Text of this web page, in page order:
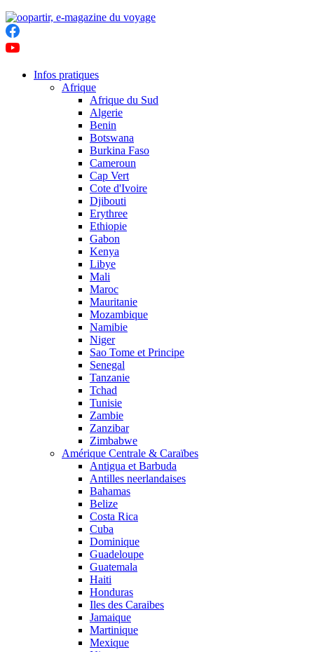
Infos pratiques
Afrique
Afrique du Sud
Algerie
Benin
Botswana
Burkina Faso
Cameroun
Cap Vert
Cote d'Ivoire
Djibouti
Erythree
Ethiopie
Gabon
Kenya
Libye
Mali
Maroc
Mauritanie
Mozambique
Namibie
Niger
Sao Tome et Principe
Senegal
Tanzanie
Tchad
Tunisie
Zambie
Zanzibar
Zimbabwe
Amérique Centrale & Caraïbes
Antigua et Barbuda
Antilles neerlandaises
Bahamas
Belize
Costa Rica
Cuba
Dominique
Guadeloupe
Guatemala
Haiti
Honduras
Iles des Caraibes
Jamaique
Martinique
Mexique